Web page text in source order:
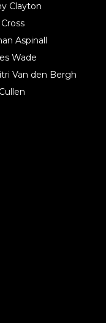
Clayton
Aspinall
Wade
Van den Bergh